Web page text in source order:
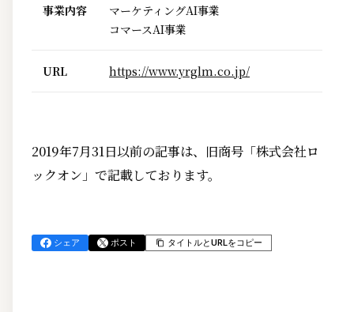
事業内容
マーケティングAI事業
コマースAI事業
URL https://www.yrglm.co.jp/
2019年7月31日以前の記事は、旧商号「株式会社ロ
ックオン」で記載しております。
シェア ポスト タイトルとURLをコピー